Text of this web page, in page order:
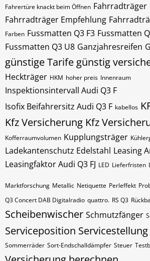
Fahrertüre knackt beim Öffnen Fahrradträger
Fahrradträger Empfehlung
Farben Fussmatten Q3 F3 Fussmatten
Fussmatten Q3 U8 Ganzjahresreifen
günstige Tarife günstig
Heckträger HKM hoher preis Innenraum
Inspektionsintervall Audi Q3 F
Isofix Beifahrersitz Audi Q3 F kabellos
Kfz Versicherung Kfz
Kofferraumvolumen Kupplungsträger
Ladekantenschutz Edelstahl Leasing
Leasingfaktor Audi Q3 FJ LED Lieferfristen
Marktforschung Metallic Netiquette Perleffekt
Q3 Concert DAB Digitalradio quattro. RS Q3
Scheibenwischer Schmutzfänger
Serviceposition Servicestellung
Sommerräder Sort-Endschalldämpfer Steuer